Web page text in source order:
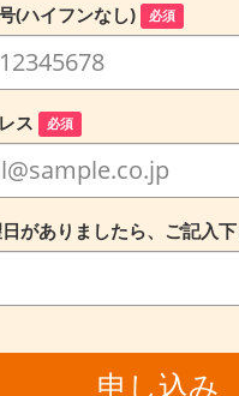
(ハイフンなし) 必須
ス 必須
がありましたら、ご記入
申し込み